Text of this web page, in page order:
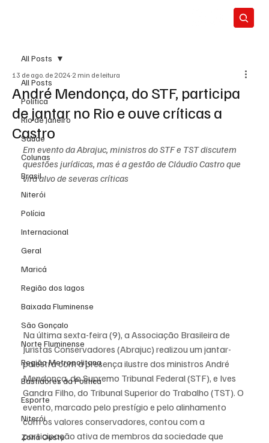
All Posts
Política
Rio de Janeiro
Saúde
Colunas
Brasil
Niterói
Polícia
Internacional
Geral
Maricá
Região dos lagos
Baixada Fluminense
São Gonçalo
Norte Fluminense
Região Metropolitana
Bastidores da Política
Esporte
Niterói
Zona Oeste
All Posts
André Mendonça, do STF, participa
de jantar no Rio e ouve críticas a
Castro
13 de ago. de 2024 2 min de leitura
Em evento da Abrajuc, ministros do STF e TST discutem
questões jurídicas, mas é a gestão de Cláudio Castro que
vira alvo de severas críticas
Na última sexta-feira (9), a Associação Brasileira de
Juristas Conservadores (Abrajuc) realizou um jantar-
palestra com a presença ilustre dos ministros André
Mendonça, do Supremo Tribunal Federal (STF), e Ives
Gandra Filho, do Tribunal Superior do Trabalho (TST). O
evento, marcado pelo prestígio e pelo alinhamento
com os valores conservadores, contou com a
participação ativa de membros da sociedade que